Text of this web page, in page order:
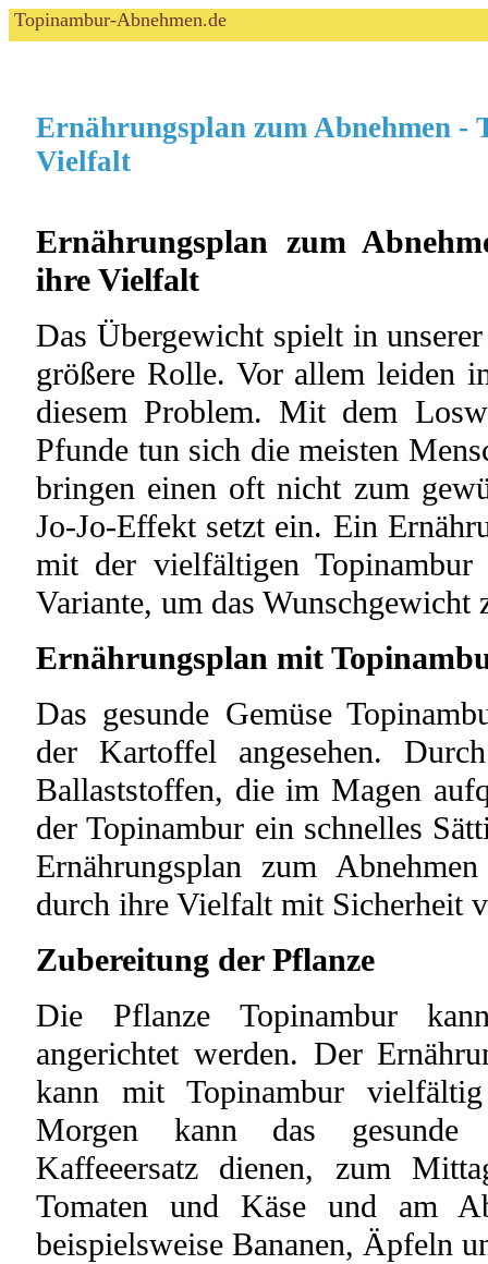
Topinambur-Abnehmen.de
Ernährungsplan zum Abnehmen -
Vielfalt
Ernährungsplan zum
ihre Vielfalt
Das Übergewicht spielt in
größere Rolle. Vor allem leiden
diesem Problem. Mit dem
Pfunde tun sich die meisten
bringen einen oft nicht zum
Jo-Jo-Effekt setzt ein. Ein
mit der vielfältigen Topinambur
Variante, um das Wunschgewicht
Ernährungsplan mit
Das gesunde Gemüse
der Kartoffel angesehen.
Ballaststoffen, die im Magen
der Topinambur ein schnelles
Ernährungsplan zum
durch ihre Vielfalt mit Sicherheit
Zubereitung der Pflanze
Die Pflanze Topinambur
angerichtet werden. Der
kann mit Topinambur
Morgen kann das gesunde
Kaffeeersatz dienen, zum
Tomaten und Käse und am
beispielsweise Bananen, Äpfeln